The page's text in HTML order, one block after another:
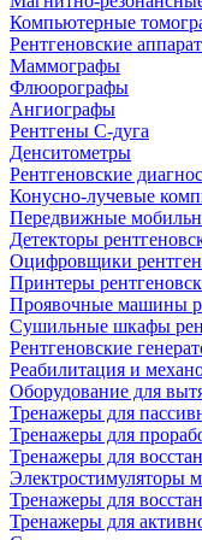
Компьютерные
Рентгеновские
Маммографы
Флюорографы
Ангиографы
Рентгены С-дуга
Денситометры
Рентгеновские
Конусно-лучевые
Передвижные
Детекторы
Оцифровщики
Принтеры
Проявочные машины
Сушильные шкафы
Рентгеновские
Реабилитация и
Оборудование для
Тренажеры для
Тренажеры для
Тренажеры для
Электростимуляторы
Тренажеры для
Тренажеры для